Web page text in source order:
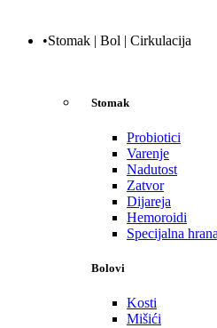
•Stomak | Bol | Cirkulacija
Stomak
Probiotici
Varenje
Nadutost
Zatvor
Dijareja
Hemoroidi
Specijalna hrana
Bolovi
Kosti
Mišići